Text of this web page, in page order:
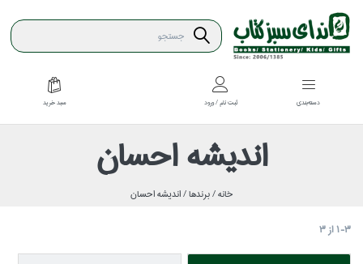
دسته‌بندي ثبت نام / ورود سبد خريد
انديشه احسان
خانه /برندها /انديشه احسان
1-3از3